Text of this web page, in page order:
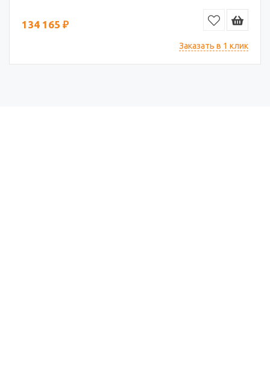
134 165 ₽
Заказать в 1 клик